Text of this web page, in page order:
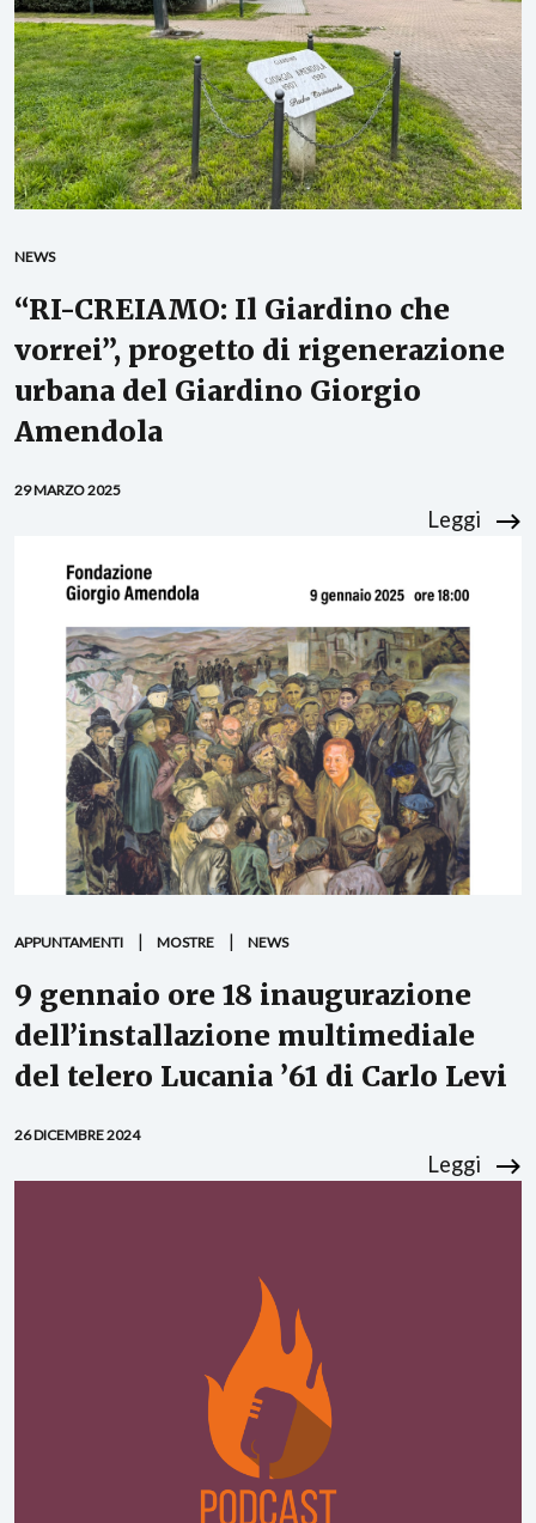
NEWS
“RI-CREIAMO: Il Giardino che
vorrei”, progetto di rigenerazione
urbana del Giardino Giorgio
Amendola
29 MARZO 2025
Leggi
APPUNTAMENTI MOSTRE NEWS
9 gennaio ore 18 inaugurazione
dell’installazione multimediale
del telero Lucania ’61 di Carlo Levi
26 DICEMBRE 2024
Leggi